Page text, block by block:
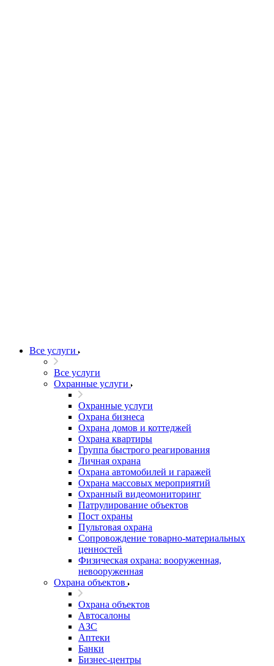
Все услуги
Все услуги
Охранные услуги
Охранные услуги
Охрана бизнеса
Охрана домов и коттеджей
Охрана квартиры
Группа быстрого реагирования
Личная охрана
Охрана автомобилей и гаражей
Охрана массовых мероприятий
Охранный видеомониторинг
Патрулирование объектов
Пост охраны
Пультовая охрана
Сопровождение товарно-материальных
ценностей
Физическая охрана: вооруженная,
невооруженная
Охрана объектов
Охрана объектов
Автосалоны
АЗС
Аптеки
Банки
Бизнес-центры